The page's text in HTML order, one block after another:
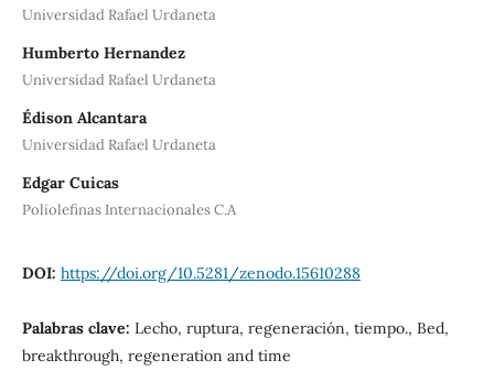
Universidad Rafael Urdaneta
Humberto Hernandez
Universidad Rafael Urdaneta
Édison Alcantara
Universidad Rafael Urdaneta
Edgar Cuicas
Poliolefinas Internacionales C.A
DOI: https://doi.org/10.5281/zenodo.15610288
Palabras clave: Lecho, ruptura, regeneración, tiempo., Bed,
breakthrough, regeneration and time